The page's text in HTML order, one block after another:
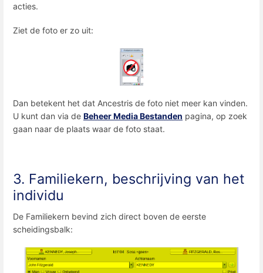
acties.
Ziet de foto er zo uit:
Dan betekent het dat Ancestris de foto niet meer kan vinden.
U kunt dan via de Beheer Media Bestanden pagina, op zoek
gaan naar de plaats waar de foto staat.
3. Familiekern, beschrijving van het
individu
De Familiekern bevind zich direct boven de eerste
scheidingsbalk: